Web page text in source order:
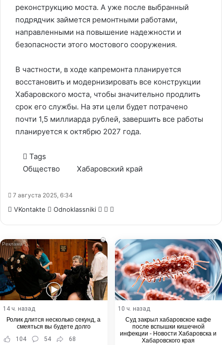
реконструкцию моста. А уже после выбранный
подрядчик займется ремонтными работами,
направленными на повышение надежности и
безопасности этого мостового сооружения.
В частности, в ходе капремонта планируется
восстановить и модернизировать все конструкции
Хабаровского моста, чтобы значительно продлить
срок его службы. На эти цели будет потрачено
почти 1,5 миллиарда рублей, завершить все работы
планируется к октябрю 2027 года.
Tags
Общество
Хабаровский край
7 августа 2025, 6:34
VKontakte Odnoklassniki WhatsApp
Telegram
i
14 ч. назад
Ролик длится несколько секунд, а
смеяться вы будете долго
104
54 68
10 ч. назад
Суд закрыл хабаровское кафе
после вспышки кишечной
инфекции - Новости Хабаровска и
Хабаровского края